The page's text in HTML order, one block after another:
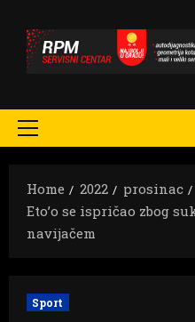
Primary
Home
2022 prosinac
Eto’o se ispričao zbog
navijačem
Sport